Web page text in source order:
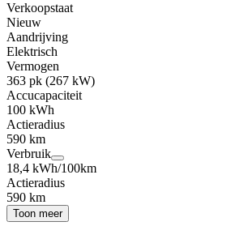
Verkoopstaat
Nieuw
Aandrijving
Elektrisch
Vermogen
363 pk (267 kW)
Accucapaciteit
100 kWh
Actieradius
590 km
Verbruik
18,4 kWh/100km
Actieradius
590 km
Toon meer